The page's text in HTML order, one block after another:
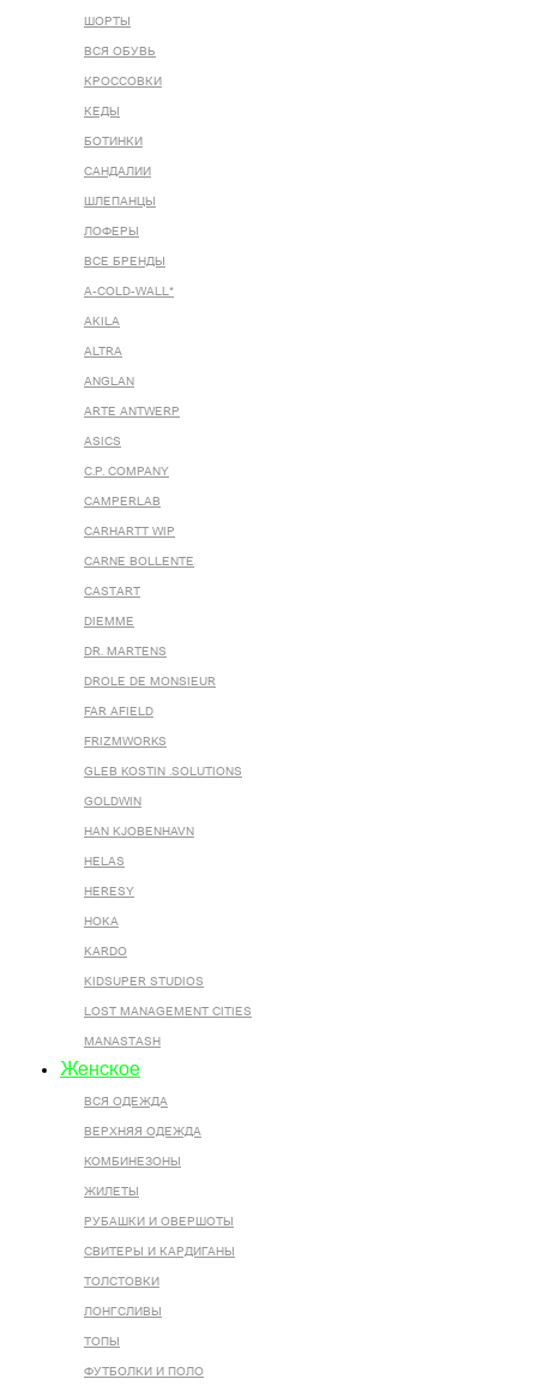
ШОРТЫ
ВСЯ ОБУВЬ
КРОССОВКИ
КЕДЫ
БОТИНКИ
САНДАЛИИ
ШЛЕПАНЦЫ
ЛОФЕРЫ
ВСЕ БРЕНДЫ
A-COLD-WALL*
AKILA
ALTRA
ANGLAN
ARTE ANTWERP
ASICS
C.P. COMPANY
CAMPERLAB
CARHARTT WIP
CARNE BOLLENTE
CASTART
DIEMME
DR. MARTENS
DROLE DE MONSIEUR
FAR AFIELD
FRIZMWORKS
GLEB KOSTIN .SOLUTIONS
GOLDWIN
HAN KJOBENHAVN
HELAS
HERESY
HOKA
KARDO
KIDSUPER STUDIOS
LOST MANAGEMENT CITIES
MANASTASH
Женское
ВСЯ ОДЕЖДА
ВЕРХНЯЯ ОДЕЖДА
КОМБИНЕЗОНЫ
ЖИЛЕТЫ
РУБАШКИ И ОВЕРШОТЫ
СВИТЕРЫ И КАРДИГАНЫ
ТОЛСТОВКИ
ЛОНГСЛИВЫ
ТОПЫ
ФУТБОЛКИ И ПОЛО